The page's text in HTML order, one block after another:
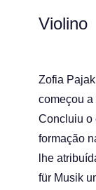
Violino
Zofia
começou
Concluiu o
formação
lhe
für Musik